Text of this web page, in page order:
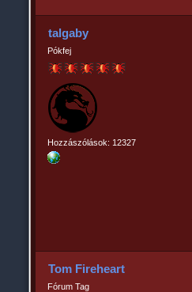
talgaby
Pókfej
Hozzászólások: 12327
Tom Fireheart
Fórum Tag